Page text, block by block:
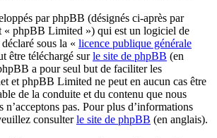
par phpBB (désignés ci-après par
« phpBB Limited ») qui est un logiciel de
sous la « licence publique générale
être téléchargé surle site de phpBB (en
a pour seul but de faciliter les
et phpBB Limited ne peut en aucun cas être
de la conduite et du contenu que nous
n’acceptons pas. Pour plus d’informations
consulterle site de phpBB (en anglais).